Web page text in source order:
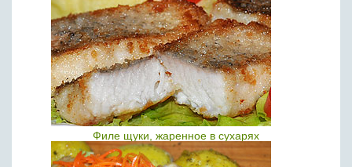
Филе щуки, жаренное в сухарях